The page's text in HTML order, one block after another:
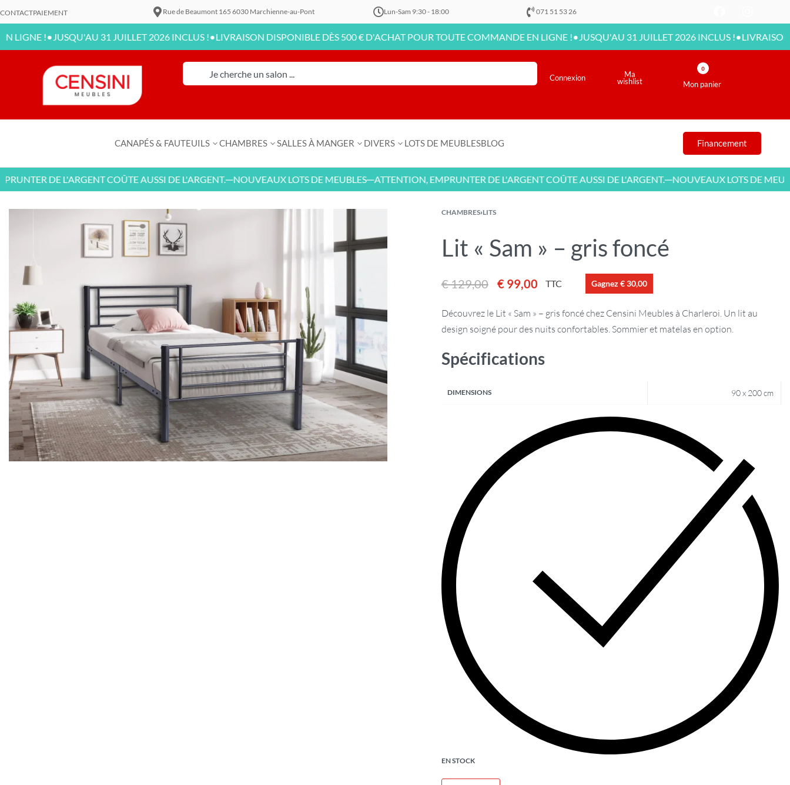
CONTACTPAIEMENT Rue de Beaumont 165 6030 Marchienne-au-Pont Lun-Sam 9:30 - 18:00 071 51 53 26
• JUSQU'AU 31 JUILLET 2026 INCLUS !•LIVRAISON DISPONIBLE DÈS 500 € D'ACHAT POUR TOUTE COMMANDE EN LIGNE !• JUSQU'AU 31 JUILLET 2026 INCLUS !•LIVRAISON
Connexion Ma
wishlist Mon panier
0
CANAPÉS & FAUTEUILS CHAMBRES SALLES À MANGER DIVERS LOTS DE MEUBLESBLOG Financement
DE L'ARGENT COÛTE AUSSI DE L'ARGENT.—NOUVEAUX LOTS DE MEUBLES—ATTENTION, EMPRUNTER DE L'ARGENT COÛTE AUSSI DE L'ARGENT.—NOUVEAUX LOTS DE MEUBLES—
CHAMBRES›LITS
Lit « Sam » – gris foncé
€129,00 €99,00 TTC Gagnez € 30,00
Découvrez le Lit « Sam » – gris foncé chez Censini Meubles à Charleroi. Un lit au
design soigné pour des nuits confortables. Sommier et matelas en option.
Spécifications
DIMENSIONS 90 x 200 cm
EN STOCK